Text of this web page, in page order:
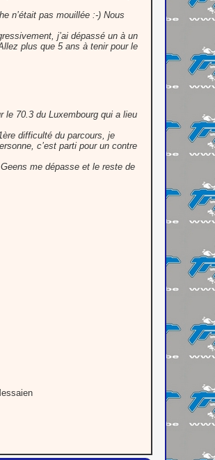
n’était pas mouillée :-) Nous
j’ai dépassé un à un
plus que 5 ans à tenir pour le
le 70.3 du Luxembourg qui a lieu
difficulté du parcours, je
c’est parti pour un contre
me dépasse et le reste de